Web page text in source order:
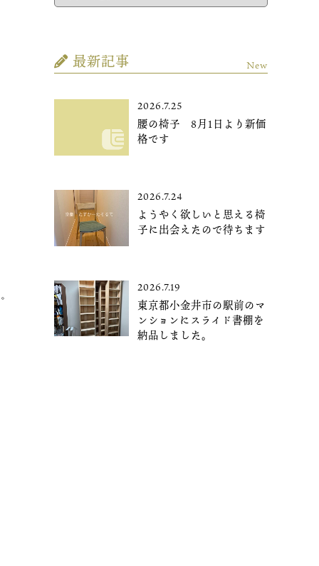
最新記事 New
2026.7.25
腰の椅子 8月1日より新価
格です
2026.7.24
ようやく欲しいと思える椅
子に出会えたので待ちます
2026.7.19
東京都小金井市の駅前のマ
ンションにスライド書棚を
納品しました。